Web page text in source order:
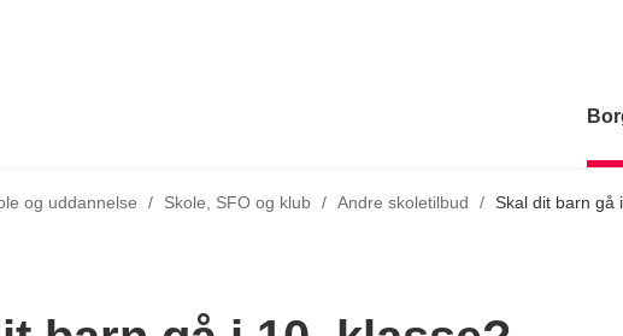
og uddannelse / Skole, SFO og klub / Tilbage til
Andre skoletilbud / Skal dit barn gå